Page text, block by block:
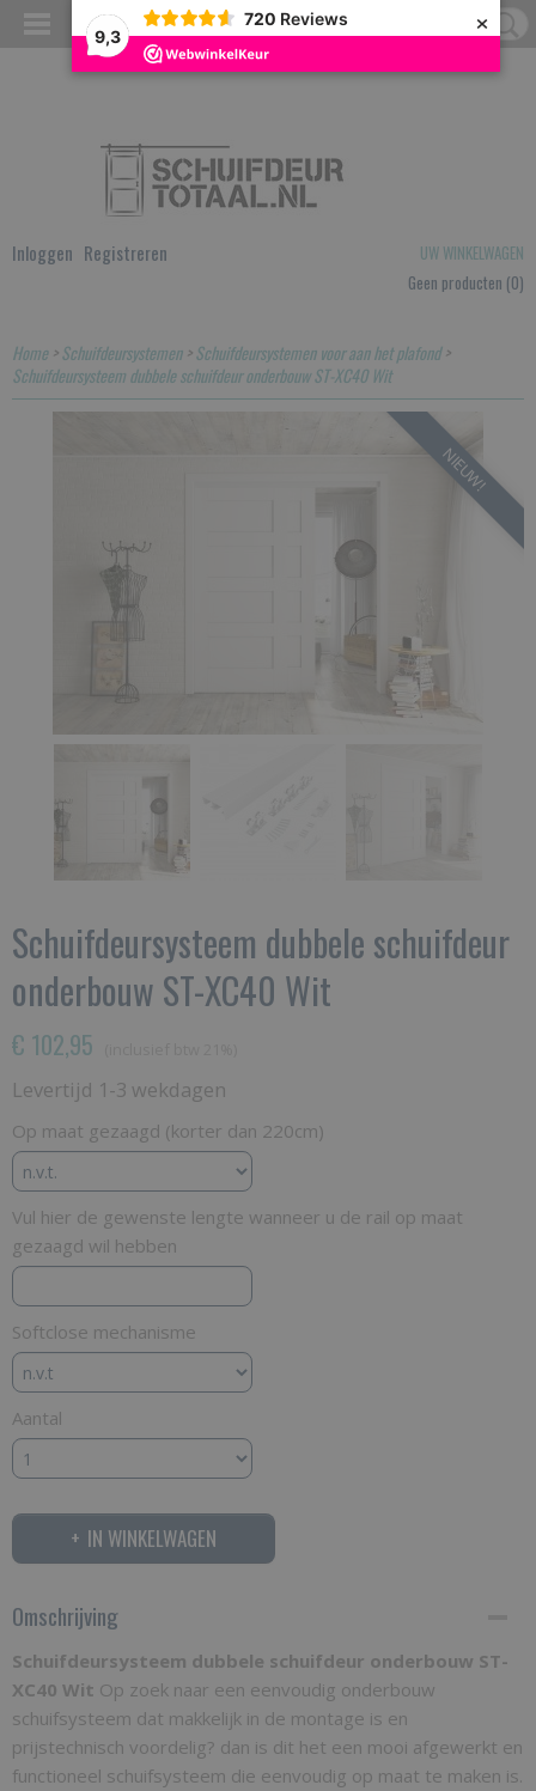
9,3
720 Reviews ×
Inloggen Registreren
UW WINKELWAGEN
Geen producten (0)
Home>Schuifdeursystemen>Schuifdeursystemen voor aan het plafond>
Schuifdeursysteem dubbele schuifdeur onderbouw ST-XC40 Wit
NIEUW!
Schuifdeursysteem dubbele schuifdeur
onderbouw ST-XC40 Wit
€ 102,95
Levertijd 1-3 wekdagen
Op maat gezaagd (korter dan 220cm)
Vul hier de gewenste lengte wanneer u de rail op maat
gezaagd wil hebben
Softclose mechanisme
Aantal
IN WINKELWAGEN
Omschrijving
Schuifdeursysteem dubbele schuifdeur onderbouw ST-
XC40 Wit Op zoek naar een eenvoudig onderbouw
schuifsysteem dat makkelijk in de montage is en
prijstechnisch voordelig? dan is dit het een mooi afgewerkt en
functioneel schuifsysteem die eenvoudig op maat te maken is.